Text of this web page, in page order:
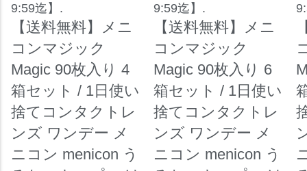
9:59迄】.
【送料無料】メニ
コンマジック
Magic 90枚入り 4
箱セット / 1日使い
捨てコンタクトレ
ンズ ワンデー メ
ニコン menicon う
9:59迄】.
【送料無料】メニ
コンマジック
Magic 90枚入り 6
箱セット / 1日使い
捨てコンタクトレ
ンズ ワンデー メ
ニコン menicon う